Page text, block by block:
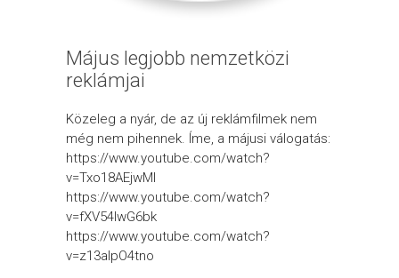
Május legjobb nemzetközi
reklámjai
Közeleg a nyár, de az új reklámfilmek nem
még nem pihennek. Íme, a májusi válogatás:
https://www.youtube.com/watch?
v=Txo18AEjwMI
https://www.youtube.com/watch?
v=fXV54IwG6bk
https://www.youtube.com/watch?
v=z13alpO4tno